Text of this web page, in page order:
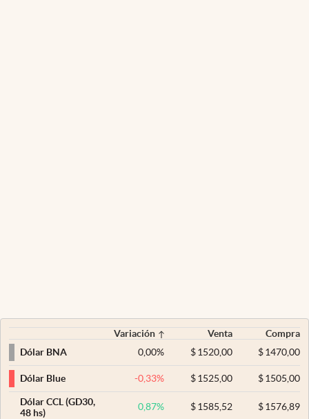
Variación Venta
Compra
Dólar BNA
0,00% $ 1520,00 $1470,00
Dólar Blue -0,33% $ 1525,00 $1505,00
Dólar CCL (GD30,
48 hs)
0,87% $ 1585,52 $1576,89